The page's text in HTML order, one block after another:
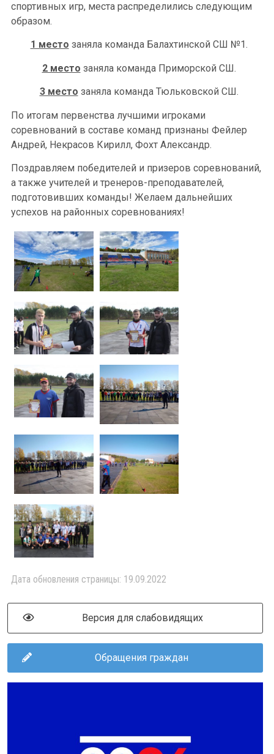
спортивных игр, места распределились следующим
образом.
1 место заняла команда Балахтинской СШ №1.
2 место заняла команда Приморской СШ.
3 место заняла команда Тюльковской СШ.
По итогам первенства лучшими игроками
соревнований в составе команд признаны Фейлер
Андрей, Некрасов Кирилл, Фохт Александр.
Поздравляем победителей и призеров соревнований,
а также учителей и тренеров-преподавателей,
подготовивших команды! Желаем дальнейших
успехов на районных соревнованиях!
Дата обновления страницы: 19.09.2022
Версия для слабовидящих
Обращения граждан